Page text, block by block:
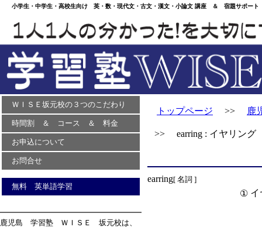
小学生・中学生・高校生向け 英・数・現代文・古文・漢文・小論文 講座 ＆ 宿題サポー
ＷＩＳＥ坂元校の３つのこだわり
時間割 ＆ コース ＆ 料金
お申込について
お問合せ
無料 英単語学習
鹿児島 学習塾 ＷＩＳＥ 坂元校は、
トップページ >> 鹿
>> earring : イヤリング
earring[ 名詞 ]
① イ